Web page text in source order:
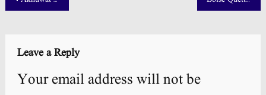
Leave a Reply
Your email address will not be